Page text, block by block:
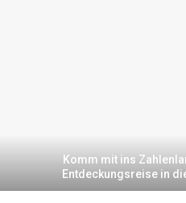
Komm mit ins
Entdeckungsreise in